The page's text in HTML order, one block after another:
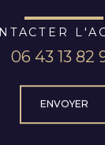
06 43 13 82
ENVOYER